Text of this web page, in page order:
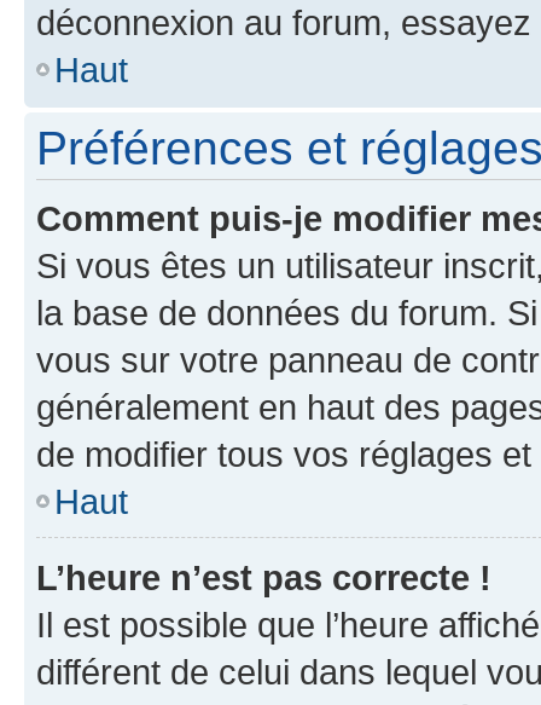
déconnexion au forum,
Haut
Préférences et
Comment puis-je modifier
Si vous êtes un utilisateur
la base de données du forum.
vous sur votre panneau de
généralement en haut des
de modifier tous vos réglages
Haut
L’heure n’est pas correcte !
Il est possible que l’heure
différent de celui dans lequel